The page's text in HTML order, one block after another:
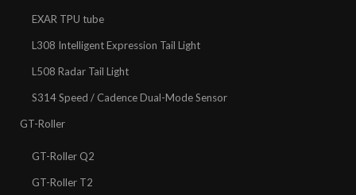
EXAR TPU tube
L308 Intelligent Expression Tail Light
L508 Radar Tail Light
S314 Speed / Cadence Dual-Mode Sensor
GT-Roller
GT-Roller Q2
GT-Roller T2